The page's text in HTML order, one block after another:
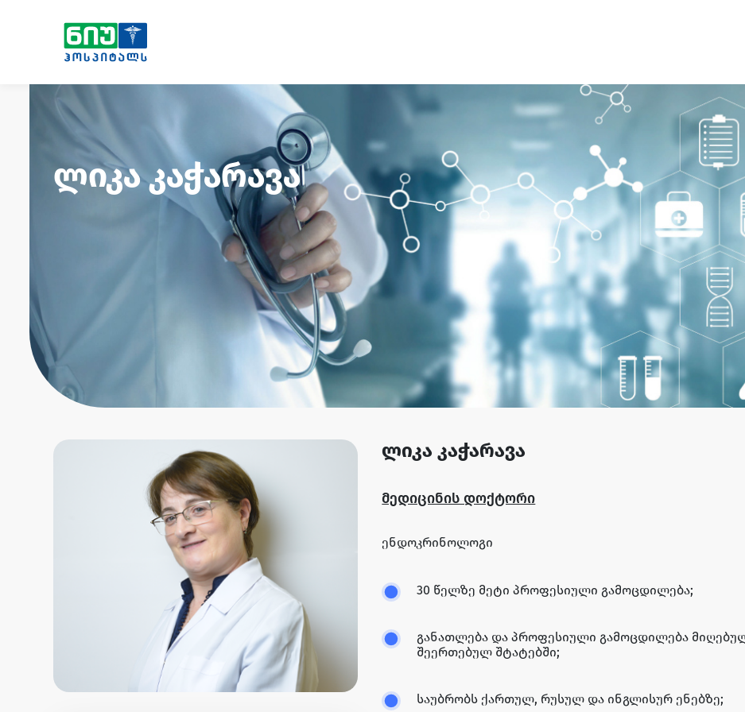
ლიკა კაჭარავა
ლიკა კაჭარავა
მედიცინის დოქტორი
ენდოკრინოლოგი
30 წელზე მეტი პროფესიული გამოცდილება;
განათლება და პროფესიული გამოცდილება
შეერთებულ შტატებში;
საუბრობს ქართულ, რუსულ და ინგლისურ ენებზე;